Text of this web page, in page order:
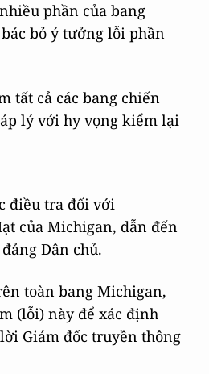
phần của bang
bỏ ý tưởng lỗi phần
tất cả các bang chiến
lý với hy vọng kiểm lại
điều tra đối với
của Michigan, dẫn đến
Dân chủ.
toàn bang Michigan,
(lỗi) này để xác định
Giám đốc truyền thông